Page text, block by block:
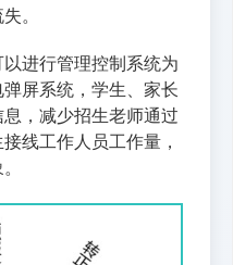
。
以进行管理控制系统为
屏系统，学生、家长
，减少招生老师通过
线工作人员工作量，